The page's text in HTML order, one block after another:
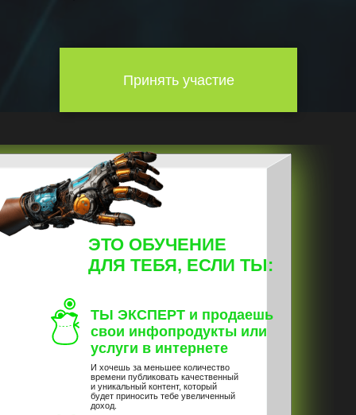
Принять участие
ТЫ ЭКСПЕРТ и продаешь
свои инфопродукты или
услуги в интернете
И хочешь за меньшее количество
времени публиковать качественный
и уникальный контент, который
будет приносить тебе увеличенный
доход.
ЭТО ОБУЧЕНИЕ
ДЛЯ ТЕБЯ, ЕСЛИ ТЫ: